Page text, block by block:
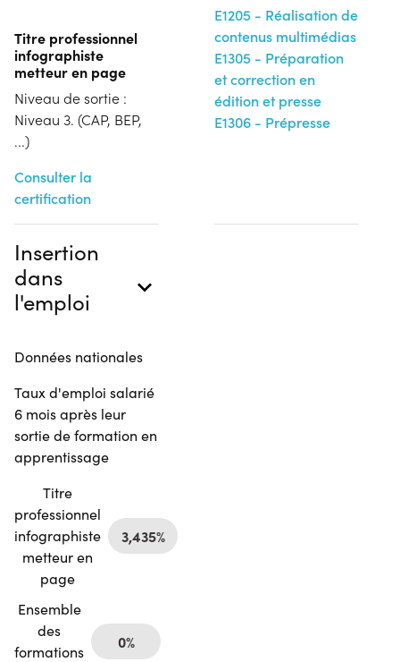
Titre professionnel
infographiste
metteur en page
Niveau de sortie :
Niveau 3. (CAP, BEP,
...)
Consulter la
certification
E1205 - Réalisation de
contenus multimédias
E1305 - Préparation
et correction en
édition et presse
E1306 - Prépresse
Insertion
dans
l'emploi
Données nationales
Taux d'emploi salarié
6 mois après leur
sortie de formation en
apprentissage
Titre
professionnel
infographiste
metteur en
page
3,435%
Ensemble
des
formations
0%